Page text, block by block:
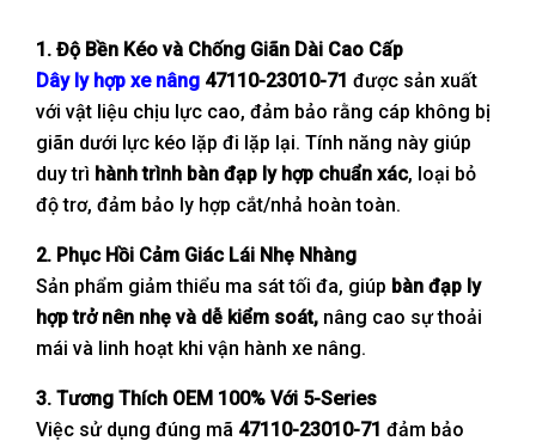
1. Độ Bền Kéo và Chống Giãn Dài Cao Cấp
Dây ly hợp xe nâng 47110-23010-71 được sản xuất
với vật liệu chịu lực cao, đảm bảo rằng cáp không bị
giãn dưới lực kéo lặp đi lặp lại. Tính năng này giúp
duy trì hành trình bàn đạp ly hợp chuẩn xác, loại bỏ
độ trơ, đảm bảo ly hợp cắt/nhả hoàn toàn.
2. Phục Hồi Cảm Giác Lái Nhẹ Nhàng
Sản phẩm giảm thiểu ma sát tối đa, giúp bàn đạp ly
hợp trở nên nhẹ và dễ kiểm soát, nâng cao sự thoải
mái và linh hoạt khi vận hành xe nâng.
3. Tương Thích OEM 100% Với 5-Series
Việc sử dụng đúng mã 47110-23010-71 đảm bảo